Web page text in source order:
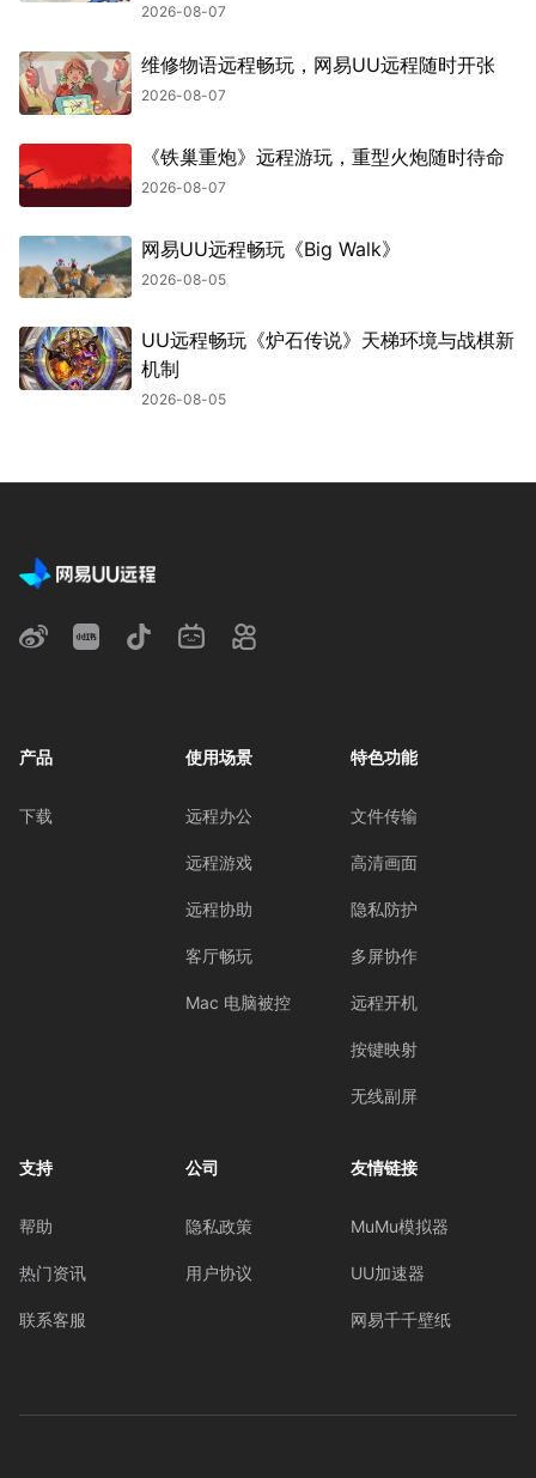
2026-08-07
维修物语远程畅玩，网易UU远程随时开张
2026-08-07
《铁巢重炮》远程游玩，重型火炮随时待命
2026-08-07
网易UU远程畅玩《Big Walk》
2026-08-05
UU远程畅玩《炉石传说》天梯环境与战棋新
机制
2026-08-05
产品
下载
使用场景
远程办公
远程游戏
远程协助
客厅畅玩
Mac 电脑被控
特色功能
文件传输
高清画面
隐私防护
多屏协作
远程开机
按键映射
无线副屏
支持
帮助
热门资讯
联系客服
公司
隐私政策
用户协议
友情链接
MuMu模拟器
UU加速器
网易千千壁纸